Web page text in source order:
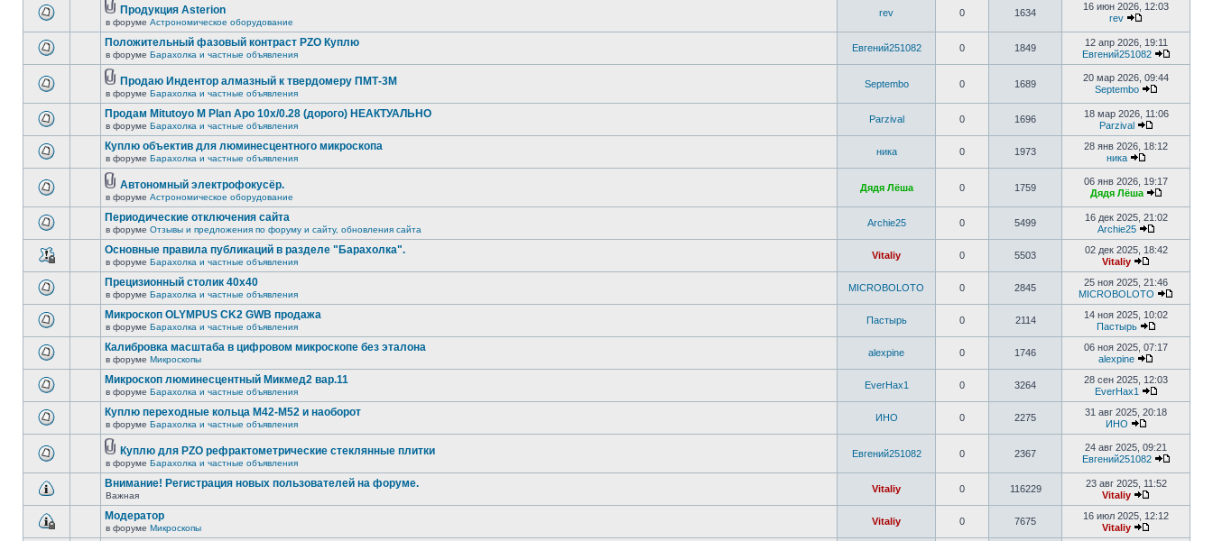
Продукция Asterion
в форуме Астрономическое оборудование
rev 0 1634
16 июн 2026, 12:03
rev
Положительный фазовый контраст PZO Куплю
в форуме Барахолка и частные объявления
Евгений251082 0 1849
12 апр 2026, 19:11
Евгений251082
Продаю Индентор алмазный к твердомеру ПМТ-3М
в форуме Барахолка и частные объявления
Septembo 0 1689
20 мар 2026, 09:44
Septembo
Продам Mitutoyo M Plan Apo 10x/0.28 (дорого) НЕАКТУАЛЬНО
в форуме Барахолка и частные объявления
Parzival 0 1696
18 мар 2026, 11:06
Parzival
Куплю объектив для люминесцентного микроскопа
в форуме Барахолка и частные объявления
ника 0 1973
28 янв 2026, 18:12
ника
Автономный электрофокусёр.
в форуме Астрономическое оборудование
Дядя Лёша 0 1759
06 янв 2026, 19:17
Дядя Лёша
Периодические отключения сайта
в форуме Отзывы и предложения по форуму и сайту, обновления сайта
Archie25 0 5499
16 дек 2025, 21:02
Archie25
Основные правила публикаций в разделе "Барахолка".
в форуме Барахолка и частные объявления
Vitaliy 0 5503
02 дек 2025, 18:42
Vitaliy
Прецизионный столик 40х40
в форуме Барахолка и частные объявления
MICROBOLOTO 0 2845
25 ноя 2025, 21:46
MICROBOLOTO
Микроскоп OLYMPUS CK2 GWB продажа
в форуме Барахолка и частные объявления
Пастырь 0 2114
14 ноя 2025, 10:02
Пастырь
Калибровка масштаба в цифровом микроскопе без эталона
в форуме Микроскопы
alexpine 0 1746
06 ноя 2025, 07:17
alexpine
Микроскоп люминесцентный Микмед2 вар.11
в форуме Барахолка и частные объявления
EverHax1 0 3264
28 сен 2025, 12:03
EverHax1
Куплю переходные кольца М42-М52 и наоборот
в форуме Барахолка и частные объявления
ИНО 0 2275
31 авг 2025, 20:18
ИНО
Куплю для PZO рефрактометрические стеклянные плитки
в форуме Барахолка и частные объявления
Евгений251082 0 2367
24 авг 2025, 09:21
Евгений251082
Внимание! Регистрация новых пользователей на форуме.
Важная
Vitaliy 0 116229
23 авг 2025, 11:52
Vitaliy
Модератор
в форуме Микроскопы
Vitaliy 0 7675
16 июл 2025, 12:12
Vitaliy